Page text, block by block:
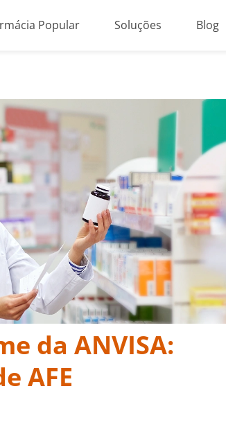
Popular Soluções Blog
da ANVISA:
AFE